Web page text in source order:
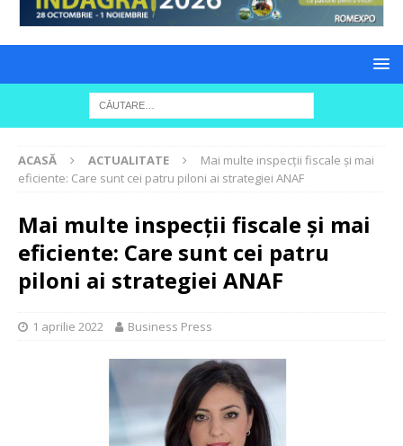
ACASĂ ACTUALITATE
Mai multe inspecții fiscale și mai
eficiente: Care sunt cei patru piloni ai strategiei ANAF
Mai multe inspecții fiscale și mai
eficiente: Care sunt cei patru
piloni ai strategiei ANAF
1 aprilie 2022 Business Press